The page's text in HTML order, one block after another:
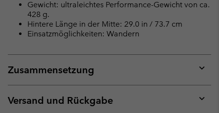
Gewicht: ultraleichtes Performance-Gewicht von ca.
428 g.
Hintere Länge in der Mitte: 29.0 in / 73.7 cm
Einsatzmöglichkeiten: Wandern
Zusammensetzung
or
Versand und Rückgabe